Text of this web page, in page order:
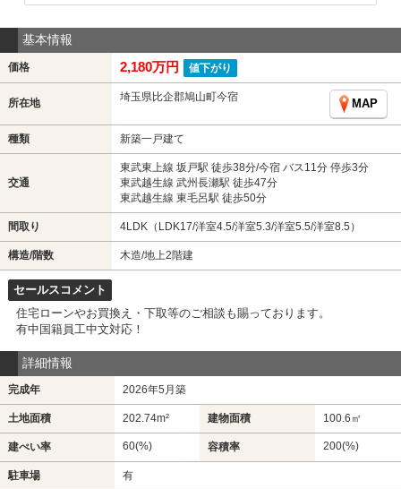
基本情報
価格 2,180万円 値下がり
所在地 埼玉県比企郡鳩山町今宿
MAP
種類 新築一戸建て
交通
東武東上線 坂戸駅 徒歩38分/今宿 バス11分 停歩3分
東武越生線 武州長瀬駅 徒歩47分
東武越生線 東毛呂駅 徒歩50分
間取り 4LDK（LDK17/洋室4.5/洋室5.3/洋室5.5/洋室8.5）
構造/階数 木造/地上2階建
セールスコメント
住宅ローンやお買換え・下取等のご相談も賜っております。
有中国籍員工中文対応！
詳細情報
完成年 2026年5月築
土地面積 202.74m² 建物面積 100.6㎡
建ぺい率 60(%) 容積率 200(%)
駐車場 有